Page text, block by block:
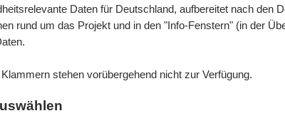
Daten für Deutschland, aufbereitet nach
rund um das Projekt und in den "Info-Fenstern" (in der
stehen vorübergehend nicht zur Verfügung.